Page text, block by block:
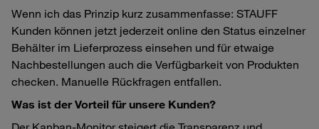
Wenn ich das Prinzip kurz zusammenfasse: STAUFF
Kunden können jetzt jederzeit online den Status einzelner
Behälter im Lieferprozess einsehen und für etwaige
Nachbestellungen auch die Verfügbarkeit von Produkten
checken. Manuelle Rückfragen entfallen.
Was ist der Vorteil für unsere Kunden?